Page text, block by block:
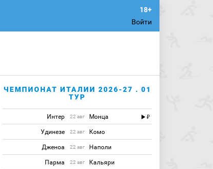
Войти
ЧЕМПИОНАТ ИТАЛИИ 2026-27 . 01
ТУР
Интер 22 авг Монца
Удинезе 22 авг Комо
Дженоа 22 авг Наполи
Парма 22 авг Кальяри